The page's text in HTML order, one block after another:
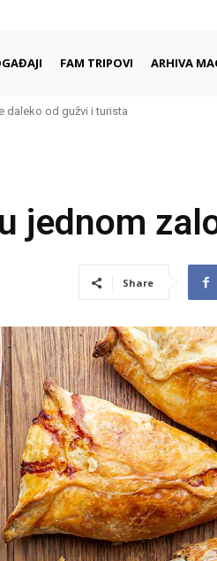
FAM TRIPOVI ARHIVA
daleko od gužvi i turista
jednom
Share